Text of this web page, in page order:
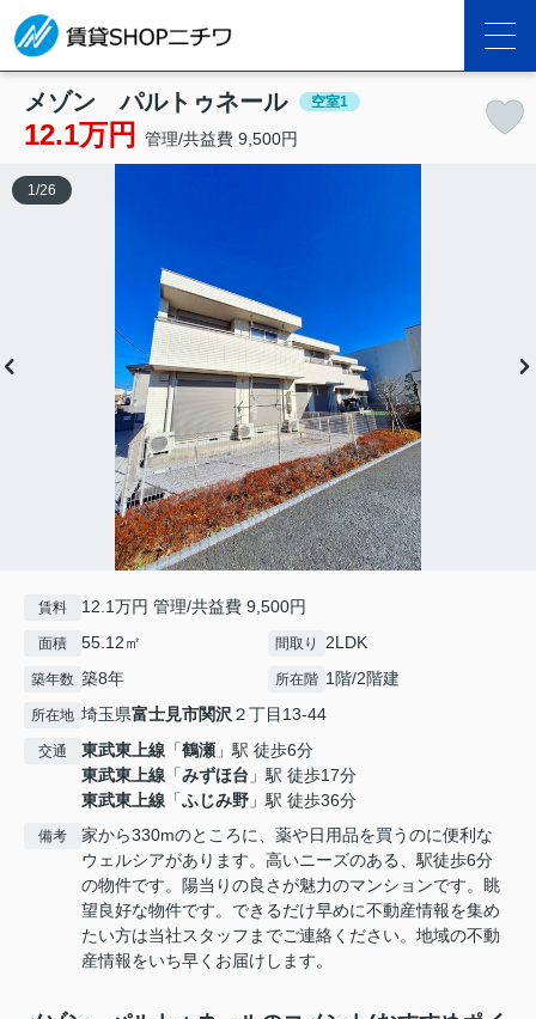
メゾン パルトゥネール 空室1
12.1万円 管理/共益費 9,500円
1 /26
賃料 12.1万円 管理/共益費 9,500円
面積 55.12㎡ 間取り 2LDK
築年数 築8年 所在階 1階/2階建
所在地 埼玉県富士見市関沢 ２丁目13-44
交通 東武東上線 「鶴瀬 」駅 徒歩6分
東武東上線 「みずほ台 」駅 徒歩17分
東武東上線 「ふじみ野 」駅 徒歩36分
備考
家から330mのところに、薬や日用品を買うのに便利な
ウェルシアがあります。高いニーズのある、駅徒歩6分
の物件です。陽当りの良さが魅力のマンションです。眺
望良好な物件です。できるだけ早めに不動産情報を集め
たい方は当社スタッフまでご連絡ください。地域の不動
産情報をいち早くお届けします。